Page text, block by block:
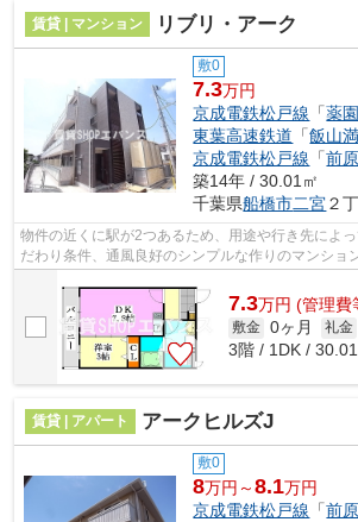
賃貸 | マンション リブリ・アーク
敷0
7.3万円
京成電鉄松戸線 「薬
東葉高速鉄道 「飯山満
京成電鉄松戸線 「前原
築14年 / 30.01㎡
千葉県船橋市二宮２
物件の近くに駅が2つあるため、用途や行き先によ
だわり条件、通風良好のシンプルな作りのマンショ
には換気でリフレッシュしましょう。こ...
7.3万円 (管理費
敷金 0ヶ月 礼金
3階 / 1DK /
賃貸 | アパート アークヒルズJ
敷0
8万円～8.1万円
京成電鉄松戸線 「前原